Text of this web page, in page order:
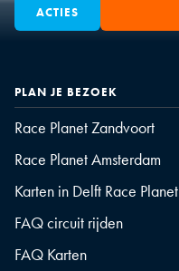
ACTIES
PLAN JE BEZOEK
Race Planet Zandvoort
Race Planet Amsterdam
Karten in Delft Race Planet
FAQ circuit rijden
FAQ Karten